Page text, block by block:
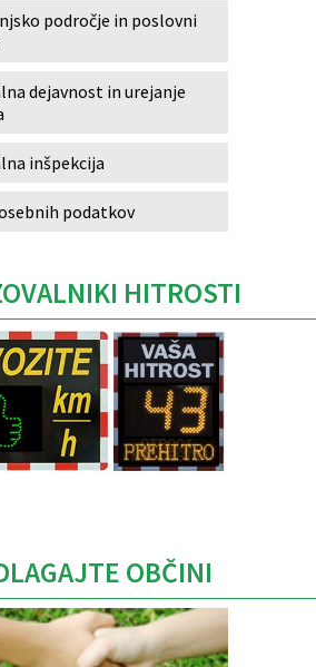
področje in poslovni
dejavnost in urejanje
inšpekcija
podatkov
HITROSTI
OBČINI